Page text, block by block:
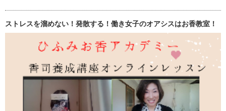
ストレスを溜めない！発散する！働き女子のオアシスはお香教室！